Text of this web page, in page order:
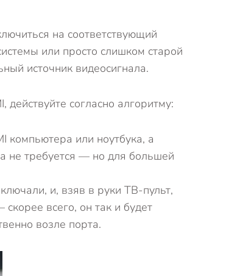
на соответствующий
или просто слишком старой
источник видеосигнала.
согласно алгоритму:
компьютера или ноутбука, а
не требуется — но для большей
и, взяв в руки ТВ-пульт,
всего, он так и будет
возле порта.